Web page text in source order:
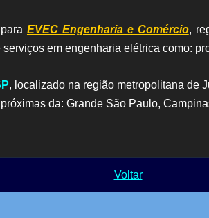
EVEC Engenharia e Comércio,
em engenharia elétrica como:
, localizado na região metropolitana de
da: Grande São Paulo,
Voltar